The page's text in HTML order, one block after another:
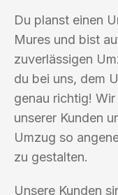
Du planst einen
Mures und bist
zuverlässigen
du bei uns, dem
genau richtig!
unserer Kunden
Umzug so
zu gestalten.
Unsere Kunden